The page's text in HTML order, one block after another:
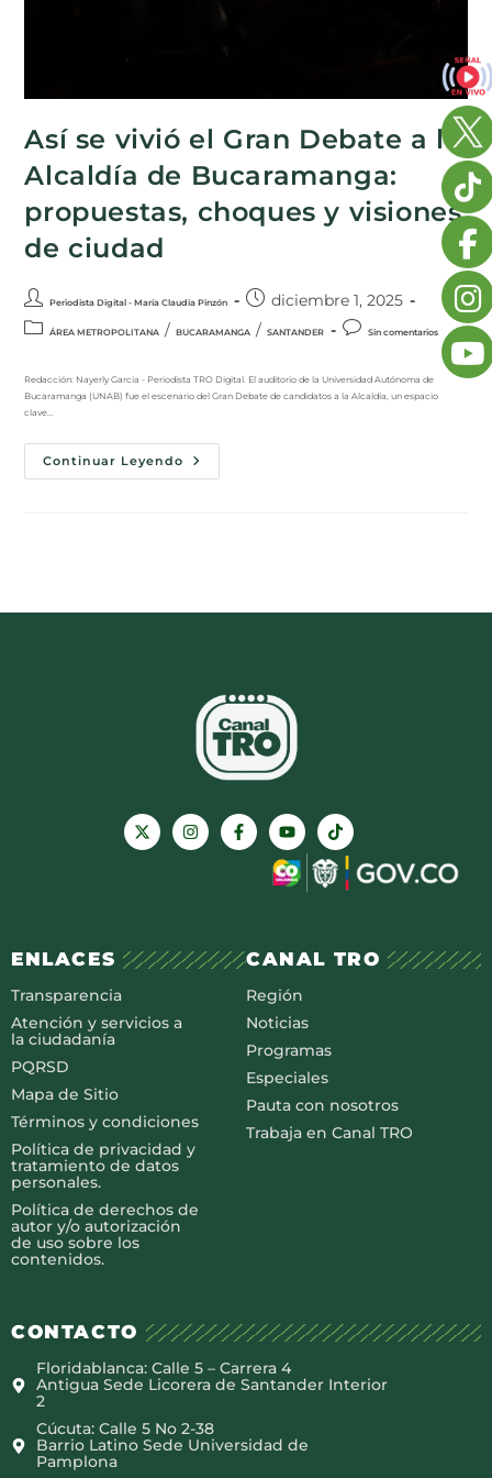
Así se vivió el Gran Debate a la
Alcaldía de Bucaramanga:
propuestas, choques y visiones
de ciudad
Periodista Digital - María Claudia Pinzón diciembre 1, 2025
ÁREA METROPOLITANA / BUCARAMANGA / SANTANDER Sin comentarios
Redacción: Nayerly Garcia - Periodista TRO Digital. El auditorio de la Universidad Autónoma de
Bucaramanga (UNAB) fue el escenario del Gran Debate de candidatos a la Alcaldía, un espacio
clave…
Continuar Leyendo
ENLACES
Transparencia
Atención y servicios a
la ciudadanía
PQRSD
Mapa de Sitio
Términos y condiciones
Política de privacidad y
tratamiento de datos
personales.
Política de derechos de
autor y/o autorización
de uso sobre los
contenidos.
CANAL TRO
Región
Noticias
Programas
Especiales
Pauta con nosotros
Trabaja en Canal TRO
CONTACTO
Floridablanca: Calle 5 – Carrera 4
Antigua Sede Licorera de Santander Interior
2
Cúcuta: Calle 5 No 2-38
Barrio Latino Sede Universidad de
Pamplona